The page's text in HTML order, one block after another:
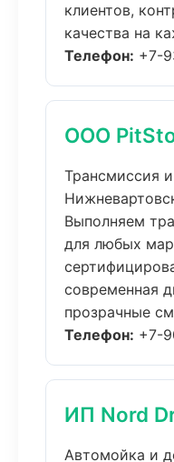
клиентов,
качества на
Телефон: +7-
ООО
Трансмиссия
Выполняем
для любых
современная
прозрачные
Телефон: +7-
ИП Nord
Автомойка и